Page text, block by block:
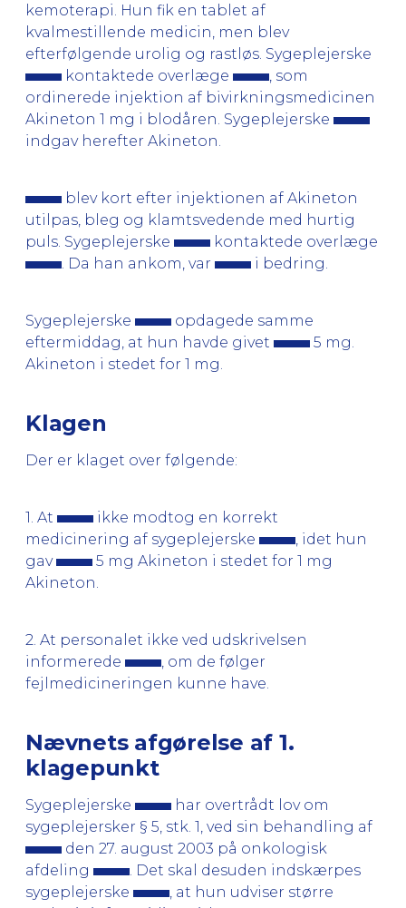
kemoterapi. Hun fik en tablet af
kvalmestillende medicin, men blev
efterfølgende urolig og rastløs. Sygeplejerske
kontaktede overlæge
, som
ordinerede injektion af bivirkningsmedicinen
Akineton 1 mg i blodåren. Sygeplejerske
indgav herefter Akineton.
blev kort efter injektionen af Akineton
utilpas, bleg og klamtsvedende med hurtig
puls. Sygeplejerske
kontaktede overlæge
. Da han ankom, var
i bedring.
Sygeplejerske
opdagede samme
eftermiddag, at hun havde givet
5 mg.
Akineton i stedet for 1 mg.
Klagen
Der er klaget over følgende:
1. At
ikke modtog en korrekt
medicinering af sygeplejerske
, idet hun
gav
5 mg Akineton i stedet for 1 mg
Akineton.
2. At personalet ikke ved udskrivelsen
informerede
, om de følger
fejlmedicineringen kunne have.
Nævnets afgørelse af 1.
klagepunkt
Sygeplejerske
har overtrådt lov om
sygeplejersker § 5, stk. 1, ved sin behandling af
den 27. august 2003 på onkologisk
afdeling
. Det skal desuden indskærpes
sygeplejerske
, at hun udviser større